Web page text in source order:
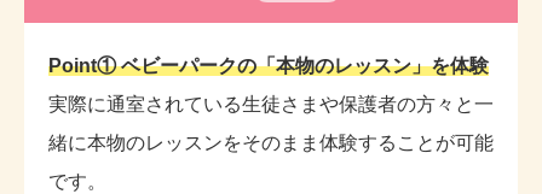
Point① ベビーパークの「本物のレッスン」を体験
実際に通室されている生徒さまや保護者の方々と一
緒に本物のレッスンをそのまま体験することが可能
です。